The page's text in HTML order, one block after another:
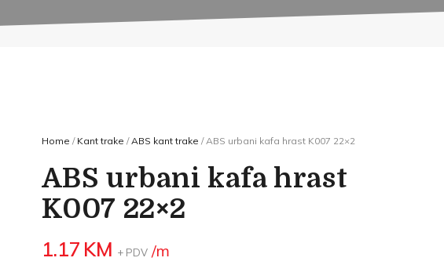
Home / Kant trake /ABS kant trake / ABS urbani kafa hrast K007 22×2
ABS urbani kafa hrast
K007 22×2
1.17 KM + PDV /m